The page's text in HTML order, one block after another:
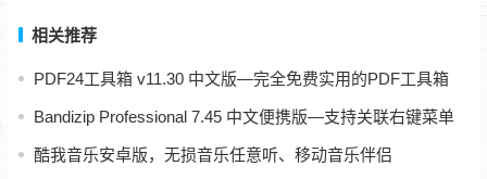
相关推荐
PDF24工具箱 v11.30 中文版—完全免费实用的PDF工具箱
Bandizip Professional 7.45 中文便携版—支持关联右键菜单
酷我音乐安卓版，无损音乐任意听、移动音乐伴侣